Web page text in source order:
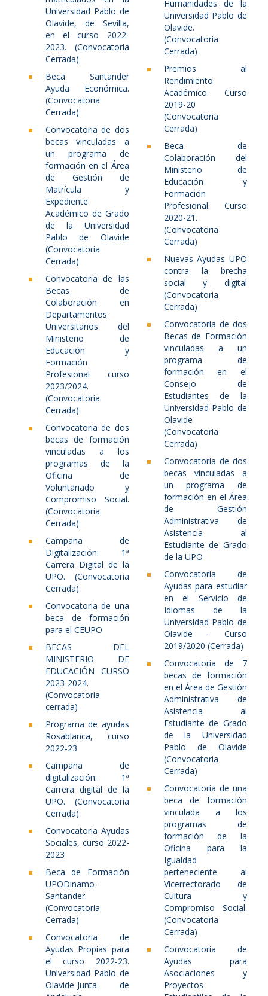
Universidad Pablo de
Olavide, de Sevilla,
en el curso 2022-
2023. (Convocatoria
Cerrada)
Beca Santander
Ayuda Económica.
(Convocatoria
Cerrada)
Convocatoria de dos
becas vinculadas a
un programa de
formación en el Área
de Gestión de
Matrícula y
Expediente
Académico de Grado
de la Universidad
Pablo de Olavide
(Convocatoria
Cerrada)
Convocatoria de las
Becas de
Colaboración en
Departamentos
Universitarios del
Ministerio de
Educación y
Formación
Profesional curso
2023/2024.
(Convocatoria
Cerrada)
Convocatoria de dos
becas de formación
vinculadas a los
programas de la
Oficina de
Voluntariado y
Compromiso Social.
(Convocatoria
Cerrada)
Campaña de
Digitalización: 1ª
Carrera Digital de la
UPO. (Convocatoria
Cerrada)
Convocatoria de una
beca de formación
para el CEUPO
BECAS DEL
MINISTERIO DE
EDUCACIÓN CURSO
2023-2024.
(Convocatoria
cerrada)
Programa de ayudas
Rosablanca, curso
2022-23
Campaña de
digitalización: 1ª
Carrera digital de la
UPO. (Convocatoria
Cerrada)
Convocatoria Ayudas
Sociales, curso 2022-
2023
Beca de Formación
UPODinamo-
Santander.
(Convocatoria
Cerrada)
Convocatoria de
Ayudas Propias para
el curso 2022-23.
Universidad Pablo de
Olavide-Junta de
Humanidades de la
Universidad Pablo de
Olavide.
(Convocatoria
Cerrada)
Premios al
Rendimiento
Académico. Curso
2019-20
(Convocatoria
Cerrada)
Beca de
Colaboración del
Ministerio de
Educación y
Formación
Profesional. Curso
2020-21.
(Convocatoria
Cerrada)
Nuevas Ayudas UPO
contra la brecha
social y digital
(Convocatoria
Cerrada)
Convocatoria de dos
Becas de Formación
vinculadas a un
programa de
formación en el
Consejo de
Estudiantes de la
Universidad Pablo de
Olavide
(Convocatoria
Cerrada)
Convocatoria de dos
becas vinculadas a
un programa de
formación en el Área
de Gestión
Administrativa de
Asistencia al
Estudiante de Grado
de la UPO
Convocatoria de
Ayudas para estudiar
en el Servicio de
Idiomas de la
Universidad Pablo de
Olavide - Curso
2019/2020 (Cerrada)
Convocatoria de 7
becas de formación
en el Área de Gestión
Administrativa de
Asistencia al
Estudiante de Grado
de la Universidad
Pablo de Olavide
(Convocatoria
Cerrada)
Convocatoria de una
beca de formación
vinculada a los
programas de
formación de la
Oficina para la
Igualdad
perteneciente al
Vicerrectorado de
Cultura y
Compromiso Social.
(Convocatoria
Cerrada)
Convocatoria de
Ayudas para
Asociaciones y
Proyectos